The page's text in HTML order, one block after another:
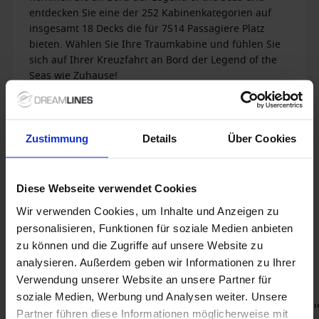
Zustimmung Details Über Cookies
Diese Webseite verwendet Cookies
Wir verwenden Cookies, um Inhalte und Anzeigen zu
personalisieren, Funktionen für soziale Medien anbieten
zu können und die Zugriffe auf unsere Website zu
analysieren. Außerdem geben wir Informationen zu Ihrer
Verwendung unserer Website an unsere Partner für
soziale Medien, Werbung und Analysen weiter. Unsere
Partner führen diese Informationen möglicherweise mit
Erlebnisattraktionen:Innovative Highlights für Action
und Unterhaltung
Zielgruppe: vielseitig und international
Das Schiff richtet sich an eine
– von
Familien über Paare bis hin zu aktiven Urlaubern. Besonders
optimale Voraussetzungen.
Die Kabinen überzeugen durchzeitgemäßes Design
unterschiedliche Kategorien – von funktionalen
Innenkabinen bis hin zu großzügigen Balkonkabinen und
Suiten.
Destinationen: Mittelmeer und Karibik
Spektakuläre Routen im Mittelmeer und der
entdecken Sie eine der 252 Kabinenkategorien auf
insgesamt 18 Decks die für 7514 Passagiere Platz
bieten. Wählen Sie Ihre Traumkabine und fühlen Sie
sich auf Ihrer Kreuzfahrt an Bord der Legend of the
Seas wie Zuhause!
Kabinen und Decks entdecken
Legend of the Seas Angebote
Nur Kreuzfahrt Nur